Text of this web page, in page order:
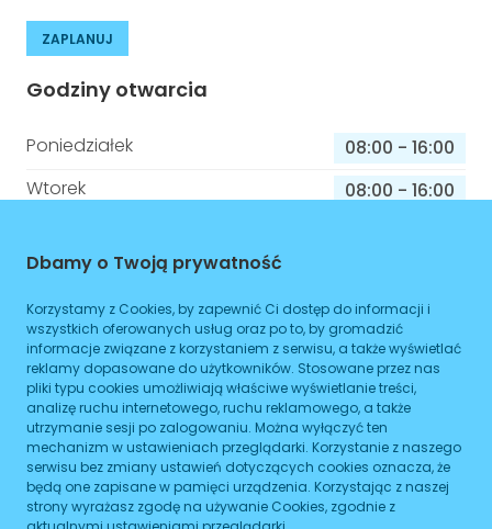
ZAPLANUJ
Godziny otwarcia
Poniedziałek 08:00 - 16:00
Wtorek
08:00 - 16:00
Czwartek
Piątek
08:00 -16:00
Sobota
08:00-16:00
Niedziela
08:00-
Informacje o sprawach jakie załatwisz w
tym budynku
Dbamy o Twoją prywatność
Korzystamy z Cookies, by zapewnić Ci dostęp do informacji i
wszystkich oferowanych usług oraz po to, by gromadzić
informacje związane z korzystaniem z serwisu, a także wyświetlać
reklamy dopasowane do użytkowników. Stosowane przez nas
pliki typu cookies umożliwiają właściwe wyświetlanie treści,
analizę ruchu internetowego, ruchu reklamowego, a także
utrzymanie sesji po zalogowaniu. Można wyłączyć ten
mechanizm w ustawieniach przeglądarki. Korzystanie z naszego
serwisu bez zmiany ustawień dotyczących cookies oznacza, że
będą one zapisane w pamięci urządzenia. Korzystając z naszej
strony wyrażasz zgodę na używanie Cookies, zgodnie z